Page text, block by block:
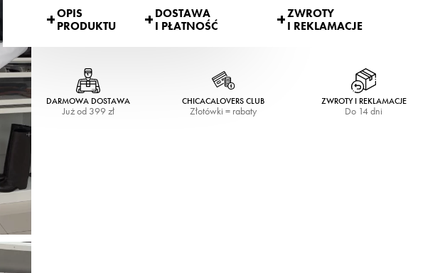
OPIS
PRODUKTU
DOSTAWA
I PŁATNOŚĆ
ZWROTY
I REKLAMACJE
DARMOWA DOSTAWA
Już od 399 zł
CHICACALOVERS CLUB
Złotówki = rabaty
ZWROTY I REKLAMACJE
Do 14 dni